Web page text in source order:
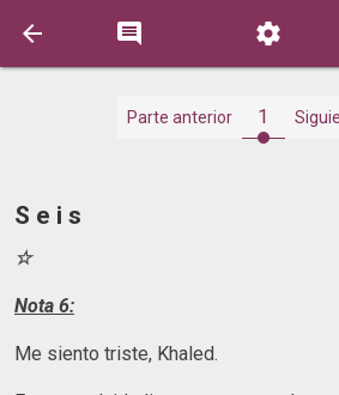
  
Parte anterior 1
S e i s
☆
Nota 6:
Me siento triste, Khaled.